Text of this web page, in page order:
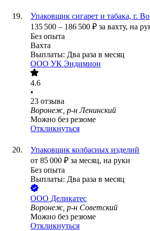
Упаковщик сигарет и табака, г.
135 500 – 186 500 ₽ за вахту, на
Без опыта
Вахта
Выплаты: Два раза в месяц
ООО УК Эндимион
4.6
•
23 отзыва
Воронеж, р-н Ленинский
Можно без резюме
Откликнуться
Упаковщик колбасных изделий
от 85 000 ₽ за месяц, на руки
Без опыта
Выплаты: Два раза в месяц
ООО Деликатес
Воронеж, р-н Советский
Можно без резюме
Откликнуться